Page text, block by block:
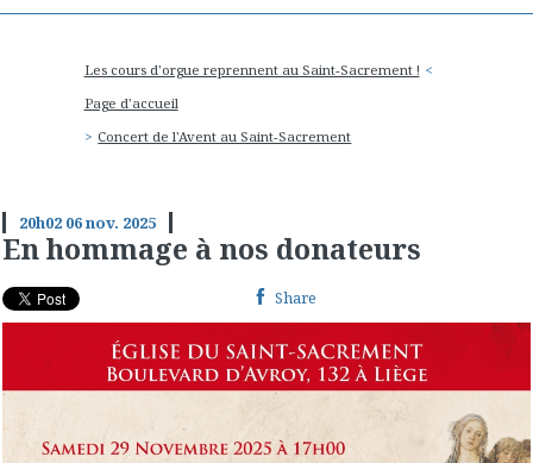
Les cours d'orgue reprennent au Saint-Sacrement !
Page d'accueil
Concert de l'Avent au Saint-Sacrement
20h02 06nov. 2025
En hommage à nos donateurs
Share